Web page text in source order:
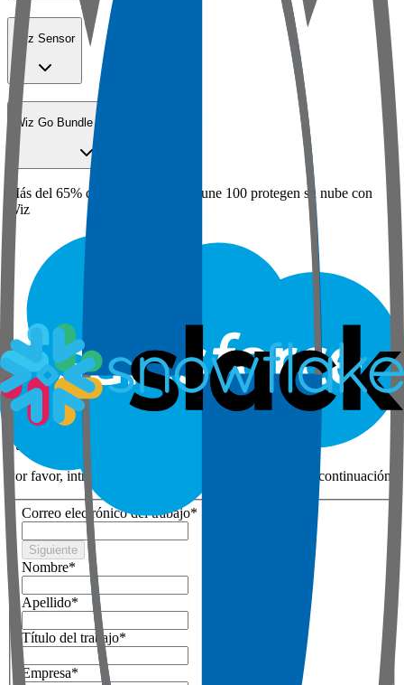
Wiz Sensor
Wiz Go Bundle para pymes
Más del 65% de las empresas Fortune 100 protegen su nube con
Wiz
Paso 1 de 3
Tus datos
Por favor, introduzca el correo electrónico de trabajo a continuación
Correo electrónico del trabajo*
Siguiente
Nombre*
Apellido*
Título del trabajo*
Empresa*